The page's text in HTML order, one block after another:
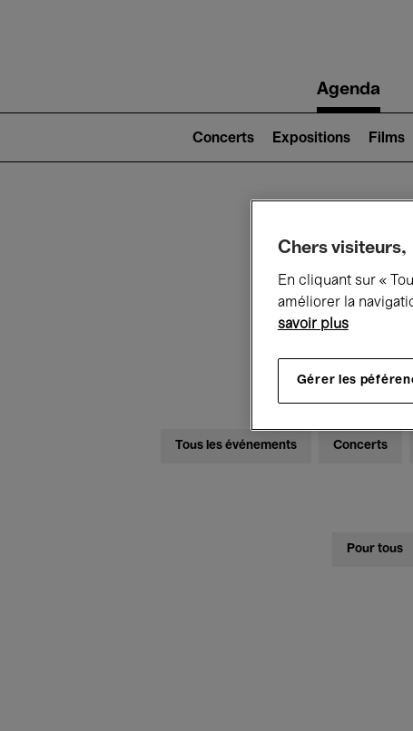
navigationAgenda
2)
Concerts Expositions Films
Ce
Tous les événements Concerts
Pour tous
Chers visiteurs,
En cliquant sur «
améliorer la
savoir plus
Gérer les